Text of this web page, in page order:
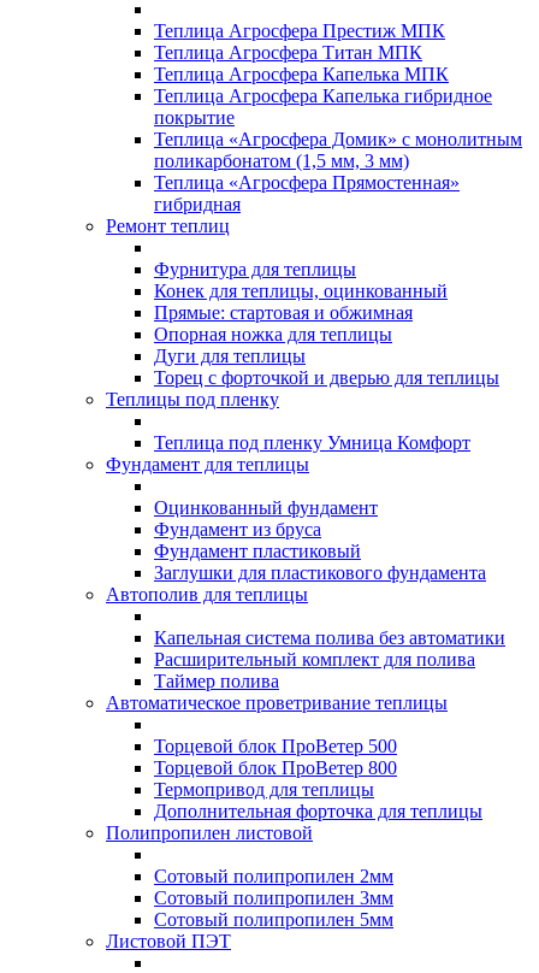
Теплица Агросфера Престиж МПК
Теплица Агросфера Титан МПК
Теплица Агросфера Капелька МПК
Теплица Агросфера Капелька гибридное
покрытие
Теплица «Агросфера Домик» с монолитным
поликарбонатом (1,5 мм, 3 мм)
Теплица «Агросфера Прямостенная»
гибридная
Ремонт теплиц
Фурнитура для теплицы
Конек для теплицы, оцинкованный
Прямые: стартовая и обжимная
Опорная ножка для теплицы
Дуги для теплицы
Торец с форточкой и дверью для теплицы
Теплицы под пленку
Теплица под пленку Умница Комфорт
Фундамент для теплицы
Оцинкованный фундамент
Фундамент из бруса
Фундамент пластиковый
Заглушки для пластикового фундамента
Автополив для теплицы
Капельная система полива без автоматики
Расширительный комплект для полива
Таймер полива
Автоматическое проветривание теплицы
Торцевой блок ПроВетер 500
Торцевой блок ПроВетер 800
Термопривод для теплицы
Дополнительная форточка для теплицы
Полипропилен листовой
Сотовый полипропилен 2мм
Сотовый полипропилен 3мм
Сотовый полипропилен 5мм
Листовой ПЭТ